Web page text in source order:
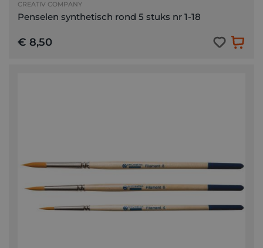
CREATIV COMPANY
Penselen synthetisch rond 5 stuks nr 1-18
€ 8,50